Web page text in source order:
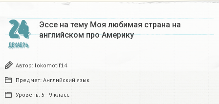
24
ДЕКАБРЬ
Эссе на тему Моя любимая страна на
английском про Америку​
Автор: lokomotif14
Предмет: Английский язык
Уровень: 5 - 9 класс